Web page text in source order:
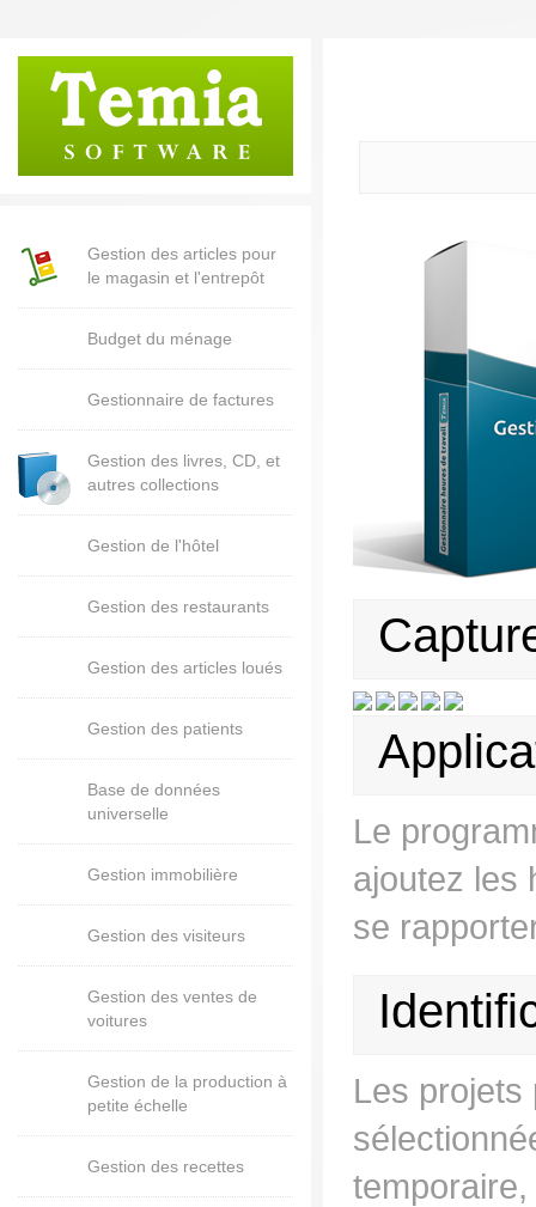
Gestion des articles pour
le magasin et l'entrepôt
Budget du ménage
Gestionnaire de factures
Gestion des livres, CD, et
autres collections
Gestion de l'hôtel
Gestion des restaurants
Gestion des articles loués
Gestion des patients
Base de données
universelle
Gestion immobilière
Gestion des visiteurs
Gestion des ventes de
voitures
Gestion de la production à
petite échelle
Gestion des recettes
Le
ajoutez les
se
Les projets